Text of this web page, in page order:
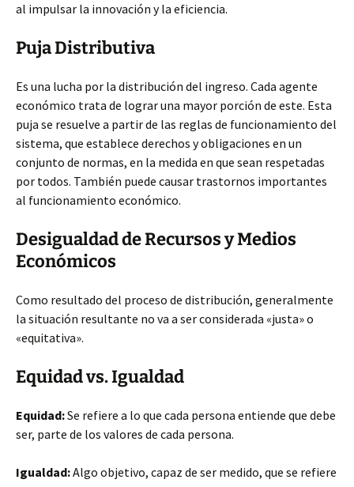
al impulsar la innovación y la eficiencia.
Puja Distributiva
Es una lucha por la distribución del ingreso. Cada agente
económico trata de lograr una mayor porción de este. Esta
puja se resuelve a partir de las reglas de funcionamiento del
sistema, que establece derechos y obligaciones en un
conjunto de normas, en la medida en que sean respetadas
por todos. También puede causar trastornos importantes
al funcionamiento económico.
Desigualdad de Recursos y Medios
Económicos
Como resultado del proceso de distribución, generalmente
la situación resultante no va a ser considerada «justa» o
«equitativa».
Equidad vs. Igualdad
Equidad:Se refiere a lo que cada persona entiende que debe
ser, parte de los valores de cada persona.
Igualdad:Algo objetivo, capaz de ser medido, que se refiere